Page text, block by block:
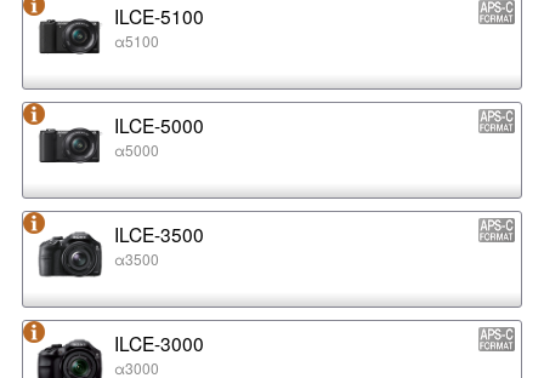
ILCE-5100
α5100
ILCE-5000
α5000
ILCE-3500
α3500
ILCE-3000
α3000